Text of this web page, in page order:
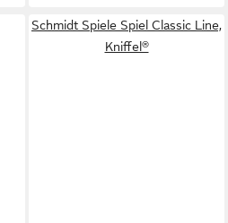
Schmidt Spiele Spiel Classic Line,
Kniffel®